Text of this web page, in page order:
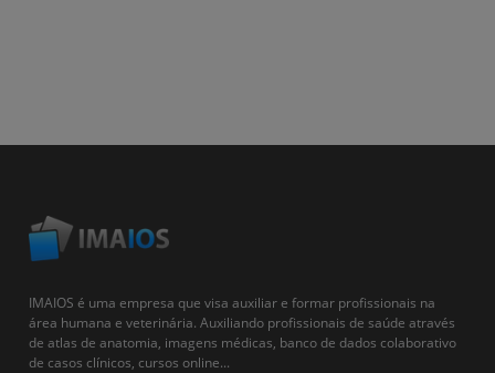
IMAIOS é uma empresa que visa auxiliar e formar profissionais na
área humana e veterinária. Auxiliando profissionais de saúde através
de atlas de anatomia, imagens médicas, banco de dados colaborativo
de casos clínicos, cursos online...